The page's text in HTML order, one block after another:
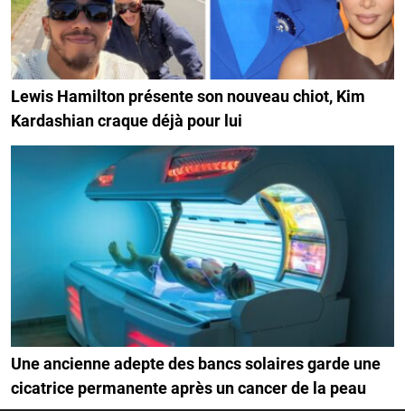
Lewis Hamilton présente son nouveau chiot, Kim
Kardashian craque déjà pour lui
Une ancienne adepte des bancs solaires garde une
cicatrice permanente après un cancer de la peau